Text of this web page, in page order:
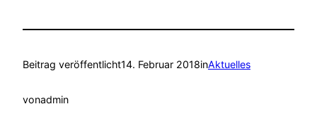
Beitrag veröffentlicht14. Februar 2018inAktuelles
vonadmin